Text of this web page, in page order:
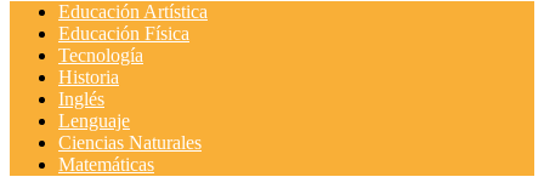
Educación Artística
Educación Física
Tecnología
Historia
Inglés
Lenguaje
Ciencias Naturales
Matemáticas